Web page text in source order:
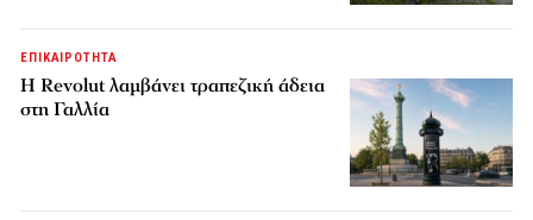
ΕΠΙΚΑΙΡΟΤΗΤΑ
Η Revolut λαμβάνει τραπεζική άδεια
στη Γαλλία